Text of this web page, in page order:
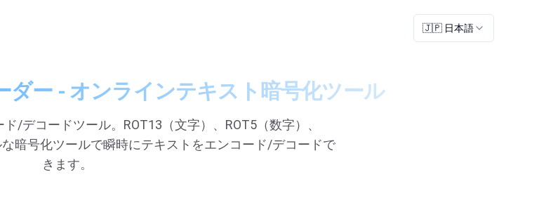
🇯🇵 日本語
ダー - オンラインテキスト暗号化ツール
/デコードツール。ROT13（文字）、ROT5（数字）、
暗号化ツールで瞬時にテキストをエンコード/デコードで
きます。